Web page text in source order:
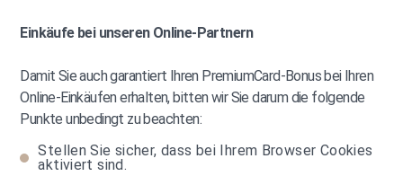
Einkäufe bei unseren Online-Partnern
Damit Sie auch garantiert Ihren PremiumCard-Bonus bei Ihren
Online-Einkäufen erhalten, bitten wir Sie darum die folgende
Punkte unbedingt zu beachten:
Stellen Sie sicher, dass bei Ihrem Browser Cookies
aktiviert sind.